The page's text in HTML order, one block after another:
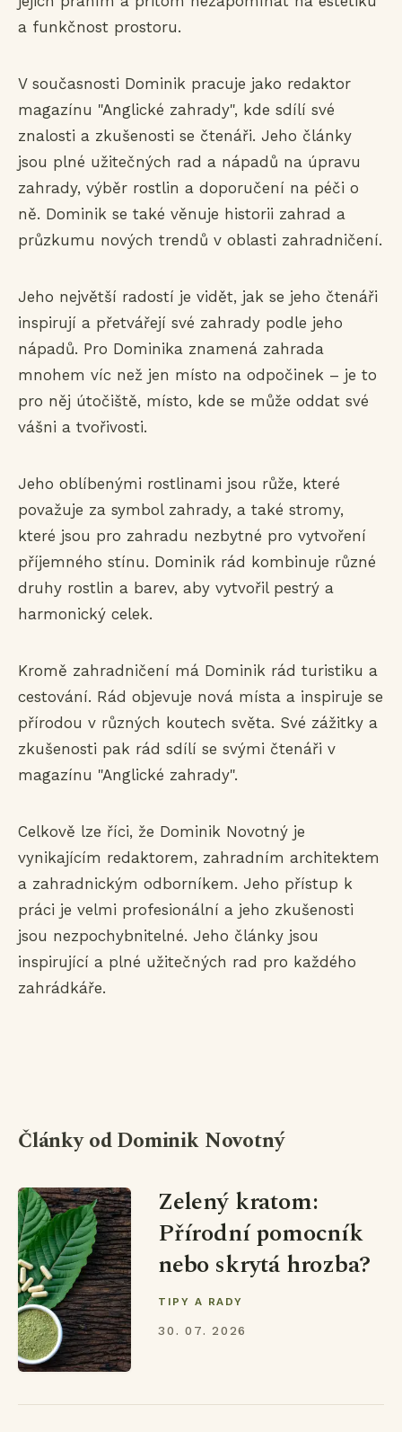
a funkčnost prostoru.
V současnosti Dominik pracuje jako redaktor
magazínu "Anglické zahrady", kde sdílí své
znalosti a zkušenosti se čtenáři. Jeho články
jsou plné užitečných rad a nápadů na úpravu
zahrady, výběr rostlin a doporučení na péči o
ně. Dominik se také věnuje historii zahrad a
průzkumu nových trendů v oblasti zahradničení.
Jeho největší radostí je vidět, jak se jeho čtenáři
inspirují a přetvářejí své zahrady podle jeho
nápadů. Pro Dominika znamená zahrada
mnohem víc než jen místo na odpočinek – je to
pro něj útočiště, místo, kde se může oddat své
vášni a tvořivosti.
Jeho oblíbenými rostlinami jsou růže, které
považuje za symbol zahrady, a také stromy,
které jsou pro zahradu nezbytné pro vytvoření
příjemného stínu. Dominik rád kombinuje různé
druhy rostlin a barev, aby vytvořil pestrý a
harmonický celek.
Kromě zahradničení má Dominik rád turistiku a
cestování. Rád objevuje nová místa a inspiruje se
přírodou v různých koutech světa. Své zážitky a
zkušenosti pak rád sdílí se svými čtenáři v
magazínu "Anglické zahrady".
Celkově lze říci, že Dominik Novotný je
vynikajícím redaktorem, zahradním architektem
a zahradnickým odborníkem. Jeho přístup k
práci je velmi profesionální a jeho zkušenosti
jsou nezpochybnitelné. Jeho články jsou
inspirující a plné užitečných rad pro každého
zahrádkáře.
Články od Dominik Novotný
Zelený kratom:
Přírodní pomocník
nebo skrytá hrozba?
TIPY A RADY
30. 07. 2026